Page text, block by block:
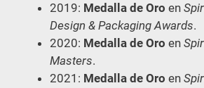
2019: Medalla de Oro en
Design & Packaging Awards.
2020: Medalla de Oro en
Masters.
2021: Medalla de Oro en